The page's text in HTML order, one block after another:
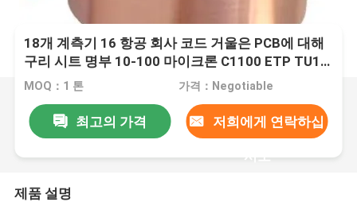
18개 계측기 16 항공 회사 코드 거울은 PCB에 대해
구리 시트 명부 10-100 마이크론 C1100 ETP TU1
을 닦았습니다
MOQ：1 톤 가격：Negotiable
최고의 가격 저희에게 연락하십
시오
제품 설명